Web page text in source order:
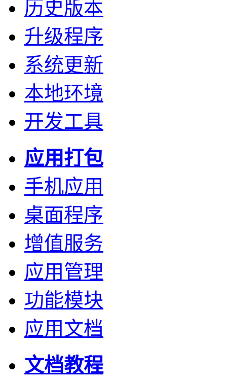
历史版本
升级程序
系统更新
本地环境
开发工具
应用打包
手机应用
桌面程序
增值服务
应用管理
功能模块
应用文档
文档教程